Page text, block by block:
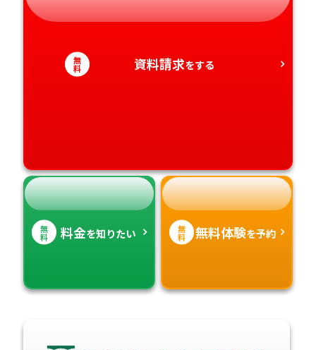
静岡県
和歌山県
徳島県
大分県
無
料 資料請求をする
無
料 料金を知りたい 無
料 無料体験を予約